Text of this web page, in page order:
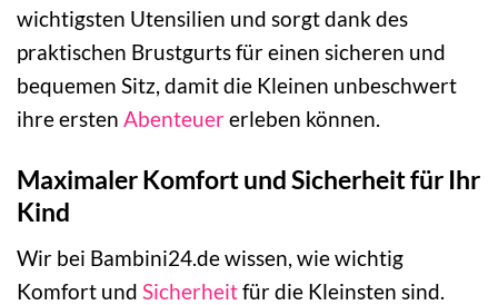
wichtigsten Utensilien und sorgt dank des
praktischen Brustgurts für einen sicheren und
bequemen Sitz, damit die Kleinen unbeschwert
ihre ersten Abenteuererleben können.
Maximaler Komfort und Sicherheit für Ihr
Kind
Wir bei Bambini24.de wissen, wie wichtig
Komfort und Sicherheitfür die Kleinsten sind.